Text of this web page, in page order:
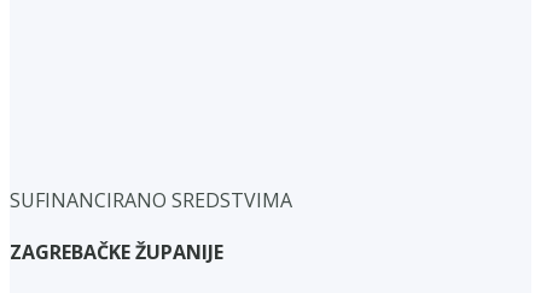
SUFINANCIRANO SREDSTVIMA
ZAGREBAČKE ŽUPANIJE